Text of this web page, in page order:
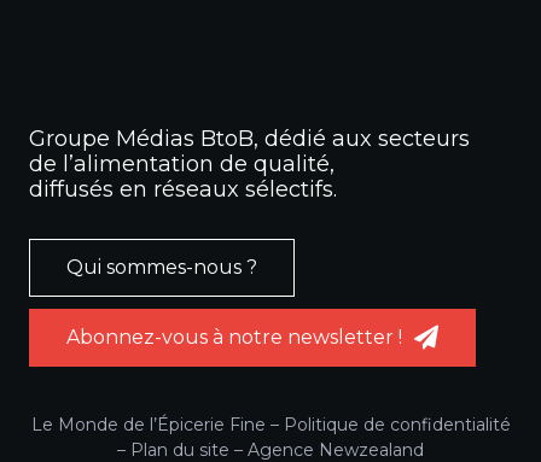
Groupe Médias BtoB, dédié aux secteurs
de l’alimentation de qualité,
diffusés en réseaux sélectifs.
Qui sommes-nous ?
Abonnez-vous à notre newsletter !
Le Monde de l’Épicerie Fine – Politique de confidentialité
– Plan du site – Agence Newzealand